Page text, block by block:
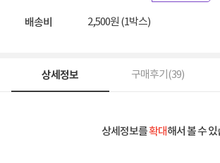
배송비 2,500원 (1박스)
상세정보 구매후기(39)
상세정보를확대해서 볼 수